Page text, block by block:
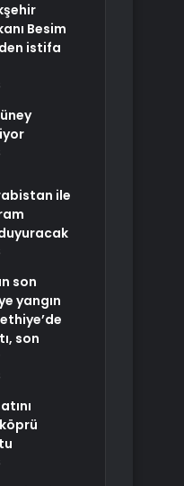
Besim
istifa
ile
son
yangın
son